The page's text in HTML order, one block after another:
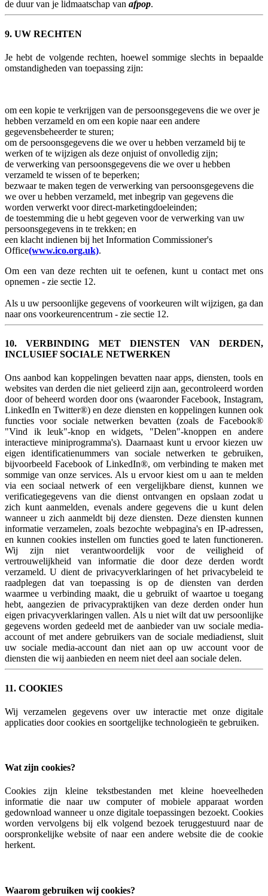
de duur van je lidmaatschap van afpop.
9. UW RECHTEN
Je hebt de volgende rechten, hoewel sommige slechts in bepaalde
omstandigheden van toepassing zijn:
om een kopie te verkrijgen van de persoonsgegevens die we over je
hebben verzameld en om een kopie naar een andere
gegevensbeheerder te sturen;
om de persoonsgegevens die we over u hebben verzameld bij te
werken of te wijzigen als deze onjuist of onvolledig zijn;
de verwerking van persoonsgegevens die we over u hebben
verzameld te wissen of te beperken;
bezwaar te maken tegen de verwerking van persoonsgegevens die
we over u hebben verzameld, met inbegrip van gegevens die
worden verwerkt voor direct-marketingdoeleinden;
de toestemming die u hebt gegeven voor de verwerking van uw
persoonsgegevens in te trekken; en
een klacht indienen bij het Information Commissioner's
Office(www.ico.org.uk).
Om een van deze rechten uit te oefenen, kunt u contact met ons
opnemen - zie sectie 12.
Als u uw persoonlijke gegevens of voorkeuren wilt wijzigen, ga dan
naar ons voorkeurencentrum - zie sectie 12.
10. VERBINDING MET DIENSTEN VAN DERDEN,
INCLUSIEF SOCIALE NETWERKEN
Ons aanbod kan koppelingen bevatten naar apps, diensten, tools en
websites van derden die niet gelieerd zijn aan, gecontroleerd worden
door of beheerd worden door ons (waaronder Facebook, Instagram,
LinkedIn en Twitter®) en deze diensten en koppelingen kunnen ook
functies voor sociale netwerken bevatten (zoals de Facebook®
"Vind ik leuk"-knop en widgets, "Delen"-knoppen en andere
interactieve miniprogramma's). Daarnaast kunt u ervoor kiezen uw
eigen identificatienummers van sociale netwerken te gebruiken,
bijvoorbeeld Facebook of LinkedIn®, om verbinding te maken met
sommige van onze services. Als u ervoor kiest om u aan te melden
via een sociaal netwerk of een vergelijkbare dienst, kunnen we
verificatiegegevens van die dienst ontvangen en opslaan zodat u
zich kunt aanmelden, evenals andere gegevens die u kunt delen
wanneer u zich aanmeldt bij deze diensten. Deze diensten kunnen
informatie verzamelen, zoals bezochte webpagina's en IP-adressen,
en kunnen cookies instellen om functies goed te laten functioneren.
Wij zijn niet verantwoordelijk voor de veiligheid of
vertrouwelijkheid van informatie die door deze derden wordt
verzameld. U dient de privacyverklaringen of het privacybeleid te
raadplegen dat van toepassing is op de diensten van derden
waarmee u verbinding maakt, die u gebruikt of waartoe u toegang
hebt, aangezien de privacypraktijken van deze derden onder hun
eigen privacyverklaringen vallen. Als u niet wilt dat uw persoonlijke
gegevens worden gedeeld met de aanbieder van uw sociale media-
account of met andere gebruikers van de sociale mediadienst, sluit
uw sociale media-account dan niet aan op uw account voor de
diensten die wij aanbieden en neem niet deel aan sociale delen.
11. COOKIES
Wij verzamelen gegevens over uw interactie met onze digitale
applicaties door cookies en soortgelijke technologieën te gebruiken.
Wat zijn cookies?
Cookies zijn kleine tekstbestanden met kleine hoeveelheden
informatie die naar uw computer of mobiele apparaat worden
gedownload wanneer u onze digitale toepassingen bezoekt. Cookies
worden vervolgens bij elk volgend bezoek teruggestuurd naar de
oorspronkelijke website of naar een andere website die de cookie
herkent.
Waarom gebruiken wij cookies?